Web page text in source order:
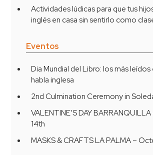
Actividades lúdicas para que tus hijos aprendan
inglés en casa sin sentirlo como
Eventos
Dia Mundial del Libro: los más leídos en países de
habla inglesa
2nd Culmination Ceremony in
VALENTINE’S DAY BARRANQUILLA – February
14th
MASKS & CRAFTS LA PALMA –